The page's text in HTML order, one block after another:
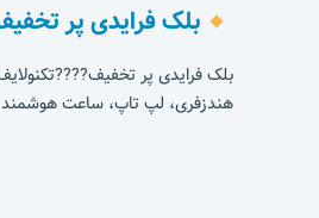
بلک فرایدی پر
بلک فرایدی پر
هندزفری، لپ تاپ، ساعت هوشمند